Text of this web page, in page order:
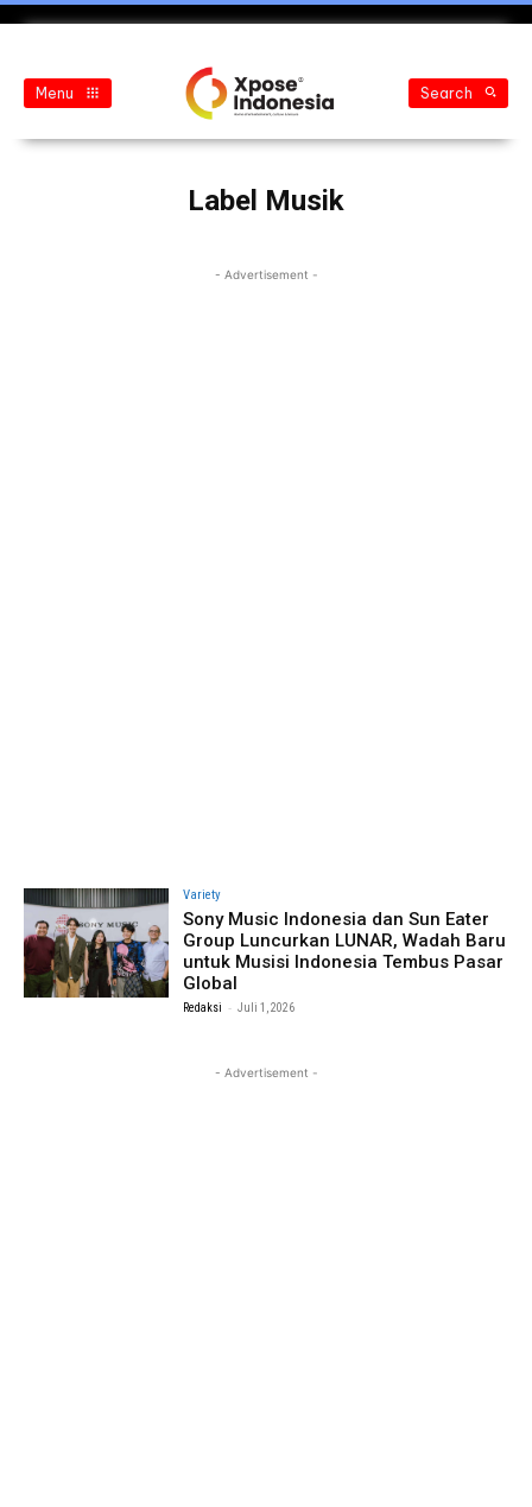
Menu Search
Label Musik
- Advertisement -
Variety
Sony Music Indonesia dan Sun Eater
Group Luncurkan LUNAR, Wadah Baru
untuk Musisi Indonesia Tembus Pasar
Global
Redaksi - Juli 1, 2026
- Advertisement -